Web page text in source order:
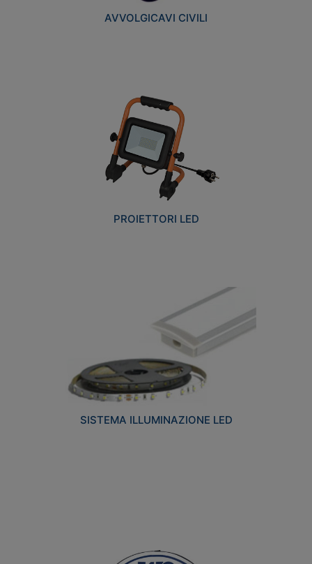
AVVOLGICAVI CIVILI
PROIETTORI LED
SISTEMA ILLUMINAZIONE LED